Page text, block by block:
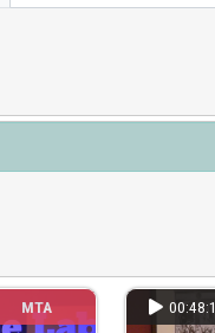
MTA